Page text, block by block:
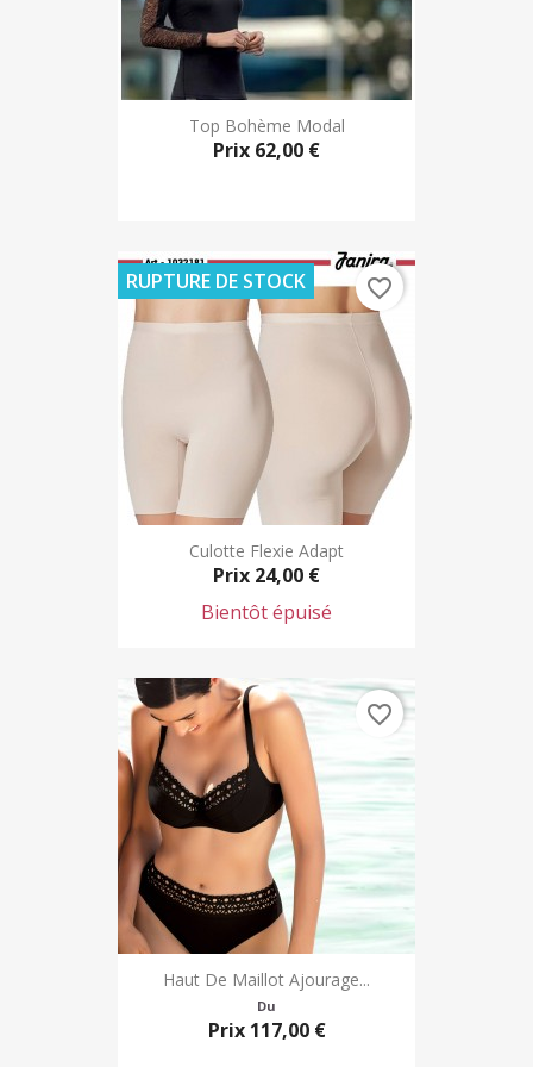
Top Bohème Modal
Prix 62,00 €
Culotte Flexie Adapt
Prix 24,00 €
RUPTURE DE STOCK
Bientôt épuisé
favorite_border
Haut De Maillot Ajourage...
Du
Prix 117,00 €
favorite_border